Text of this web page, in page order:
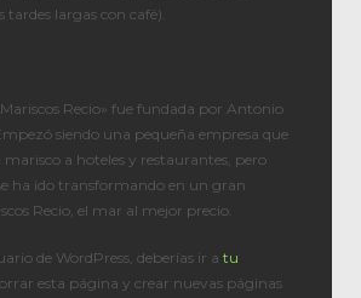
tardes largas con café).
Recio» fue fundada por Antonio
siendo una pequeña empresa que
a hoteles y restaurantes, pero
ha ido transformando en un gran
Recio, el mar al mejor precio.
de WordPress, deberías ir a tu
esta página y crear nuevas páginas